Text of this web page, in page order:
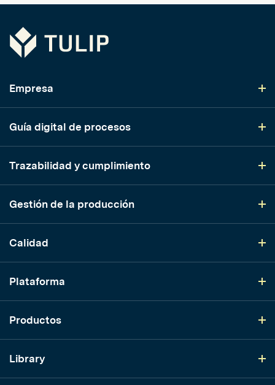
Tulip
Empresa
Guía digital de procesos
Trazabilidad y cumplimiento
Gestión de la producción
Calidad
Plataforma
Productos
Library